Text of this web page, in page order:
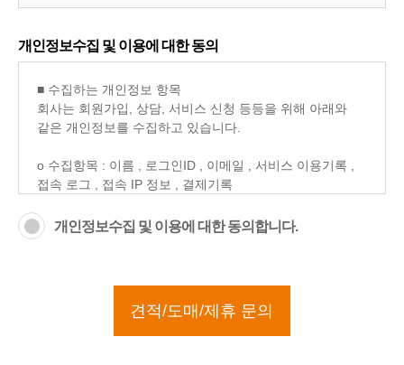
개인정보수집 및 이용에 대한 동의
개인정보수집 및 이용에 대한 동의합니다.
견적/도매/제휴 문의